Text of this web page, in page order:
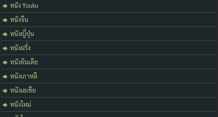
หนัง Youku
หนังจีน
หนังญี่ปุ่น
หนังฝรั่ง
หนังอินเดีย
หนังเกาหลี
หนังเอเชีย
หนังใหม่